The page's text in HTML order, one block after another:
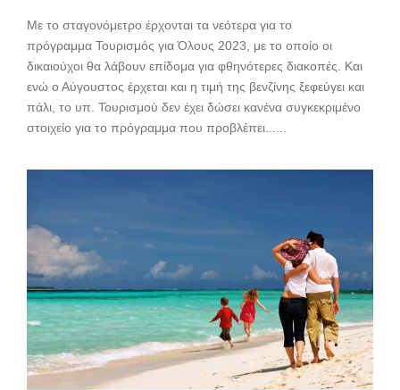
Με το σταγονόμετρο έρχονται τα νεότερα για το
πρόγραμμα Τουρισμός για Όλους 2023, με το οποίο οι
δικαιούχοι θα λάβουν επίδομα για φθηνότερες διακοπές. Και
ενώ ο Αύγουστος έρχεται και η τιμή της βενζίνης ξεφεύγει και
πάλι, το υπ. Τουρισμού δεν έχει δώσει κανένα συγκεκριμένο
στοιχείο για το πρόγραμμα που προβλέπει......